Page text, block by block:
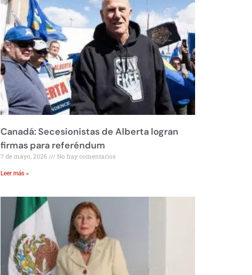
Canadá: Secesionistas de Alberta logran
firmas para referéndum
7 de mayo, 2026 No hay comentarios
Leer más »